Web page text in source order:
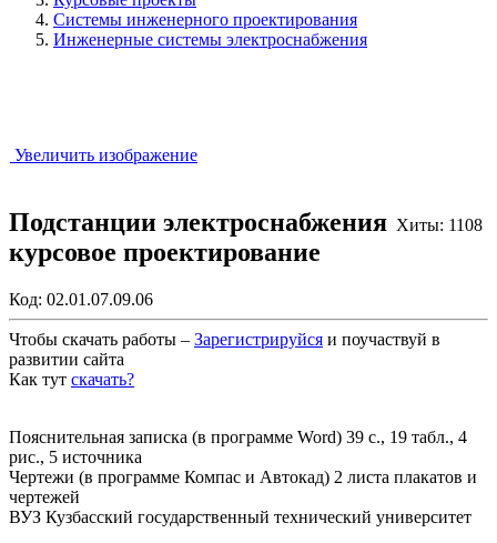
Системы инженерного проектирования
Инженерные системы электроснабжения
Увеличить изображение
Хиты: 1108
Подстанции электроснабжения
курсовое проектирование
Код: 02.01.07.09.06
Чтобы скачать работы – Зарегистрируйся и поучаствуй в
развитии сайта
Как тут скачать?
Пояснительная записка (в программе Word) 39 с., 19 табл., 4
рис., 5 источника
Чертежи (в программе Компас и Автокад) 2 листа плакатов и
чертежей
ВУЗ Кузбасский государственный технический университет